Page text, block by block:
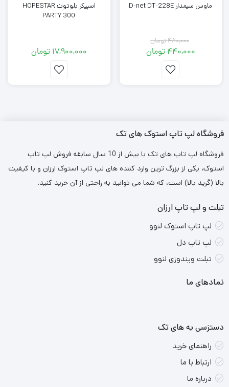
ماوس سیمدار D-net DT-228E
480,000تومان
قیمت
اصلی:
440,000 تومان
قیمت
فعلی:
440,000 تومان.
اسپیکر بلوتوث HOPESTAR
PARTY 300
17,900,000 تومان
فروشگاه لپ تاپ استوک های تک
فروشگاه لپ تاپ های تک با بیش از 10 سال سابقه فروش لپ تاپ
استوک، یکی از بزرگ ترین وارد کننده های لپ تاپ استوک ارزان و با کیفیت
بالا (گرید بالا) است، که شما می توانید به راحتی از آن خرید کنید.
تبلت و لپ تاپ ارزان
لپ تاپ استوک لنوو
لپ تاپ دل
تبلت ویندوزی لنوو
نمادهای ما
دستزسی به های تک
راهنمای خرید
ارتباط با ما
درباره ما